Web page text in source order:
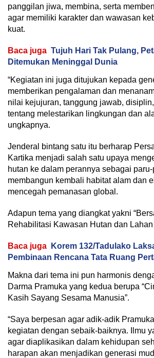
panggilan jiwa, membina, serta
agar memiliki karakter dan wawasan
kuat.
Baca juga Tujuh Hari Tak Pulang,
Ditemukan Meninggal Dunia
“Kegiatan ini juga ditujukan kepada
memberikan pengalaman dan
nilai kejujuran, tanggung jawab,
tentang melestarikan lingkungan dan
ungkapnya.
Jenderal bintang satu itu berharap
Kartika menjadi salah satu upaya
hutan ke dalam perannya sebagai
membangun kembali habitat alam dan
mencegah pemanasan global.
Adapun tema yang diangkat yakni
Rehabilitasi Kawasan Hutan dan Lahan
Baca juga
Korem 132/Tadulako
Pembinaan Rencana Tata Ruang
Makna dari tema ini pun harmonis
Darma Pramuka yang kedua berupa
Kasih Sayang Sesama Manusia”.
“Saya berpesan agar adik-adik
kegiatan dengan sebaik-baiknya. Ilmu
agar diaplikasikan dalam kehidupan
harapan akan menjadikan generasi